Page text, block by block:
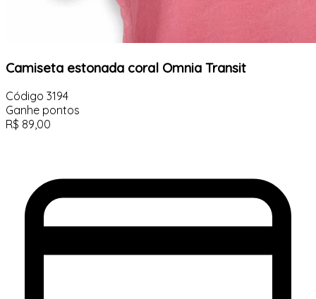
Camiseta estonada coral Omnia Transit
Código 3194
Ganhe pontos
R$ 89,00